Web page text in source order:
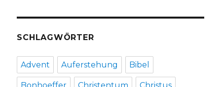
SCHLAGWÖRTER
Advent Auferstehung Bibel